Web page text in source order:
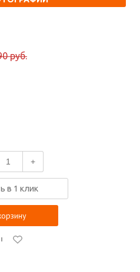
руб.
+
в 1 клик